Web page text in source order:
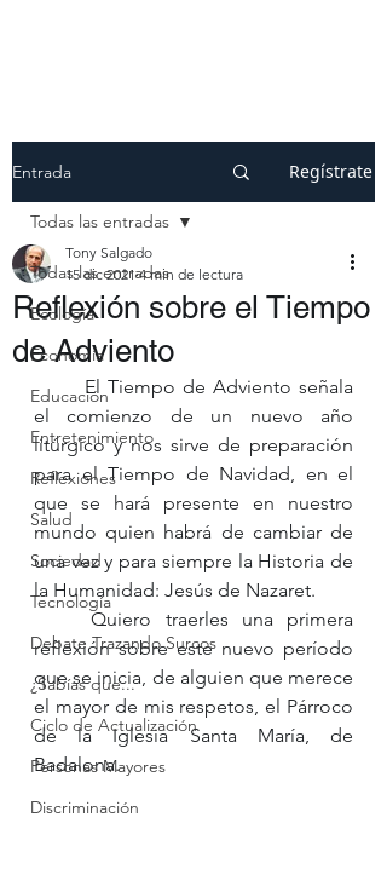
Entrada Regístrate
Todas las entradas
Ecología
Economía
Educación
Entretenimiento
Reflexiones
Salud
Sociedad
Tecnología
Debate Trazando Surcos
¿Sabías que...
Ciclo de Actualización
Personas Mayores
Discriminación
Todas las entradas
Reflexión sobre el Tiempo
de Adviento
Tony Salgado
15 dic 2021 4 min de lectura
El Tiempo de Adviento señala
el comienzo de un nuevo año
litúrgico y nos sirve de preparación
para el Tiempo de Navidad, en el
que se hará presente en nuestro
mundo quien habrá de cambiar de
una vez y para siempre la Historia de
la Humanidad: Jesús de Nazaret.
	Quiero traerles una primera
reflexión sobre este nuevo período
que se inicia, de alguien que merece
el mayor de mis respetos, el Párroco
de la Iglesia Santa María, de
Badalona.